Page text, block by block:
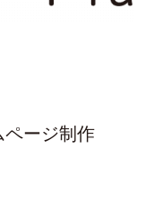
ページ制作